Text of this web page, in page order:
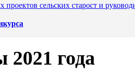
сельских старост и
2021 года